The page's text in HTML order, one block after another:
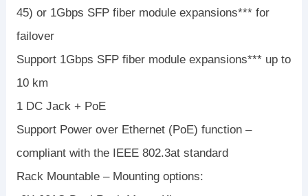
45) or 1Gbps SFP fiber module expansions*** for
failover
Support 1Gbps SFP fiber module expansions*** up to
10 km
1 DC Jack + PoE
Support Power over Ethernet (PoE) function –
compliant with the IEEE 802.3at standard
Rack Mountable – Mounting options: